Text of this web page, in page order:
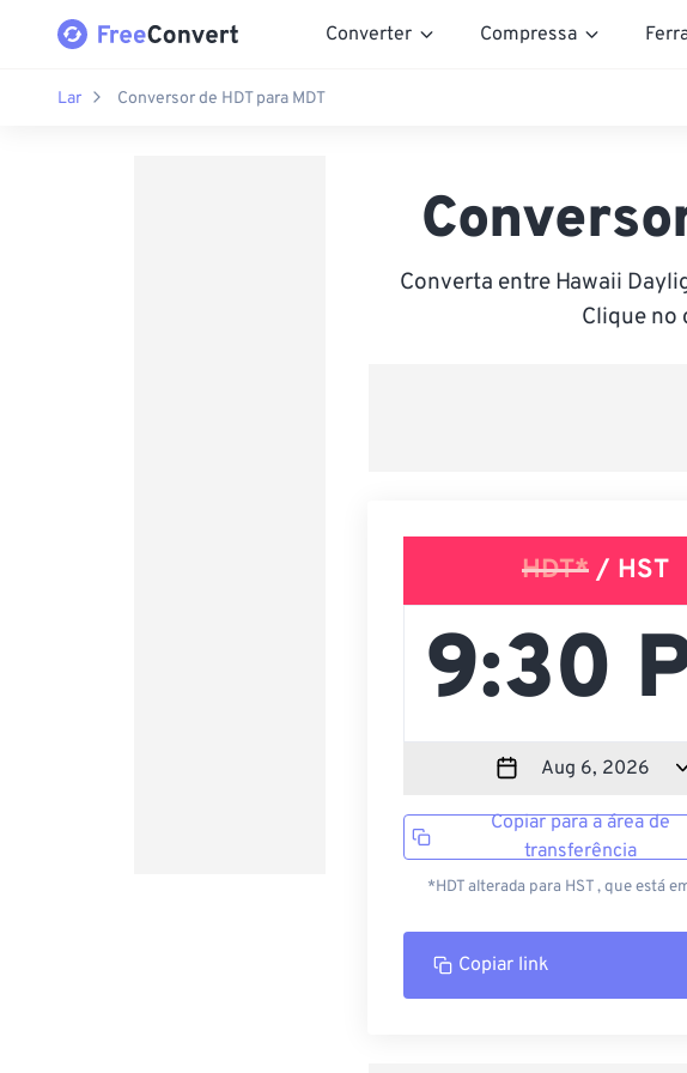
Converter Compressa
Lar Conversor de HDT para MDT
Converta entre Hawaii
Clique no
HDT*/ HST
Copiar para a área de
transferência
*HDT alterada para HST , que está
Copiar link